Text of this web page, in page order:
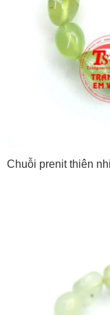
Chuỗi prenit thiên